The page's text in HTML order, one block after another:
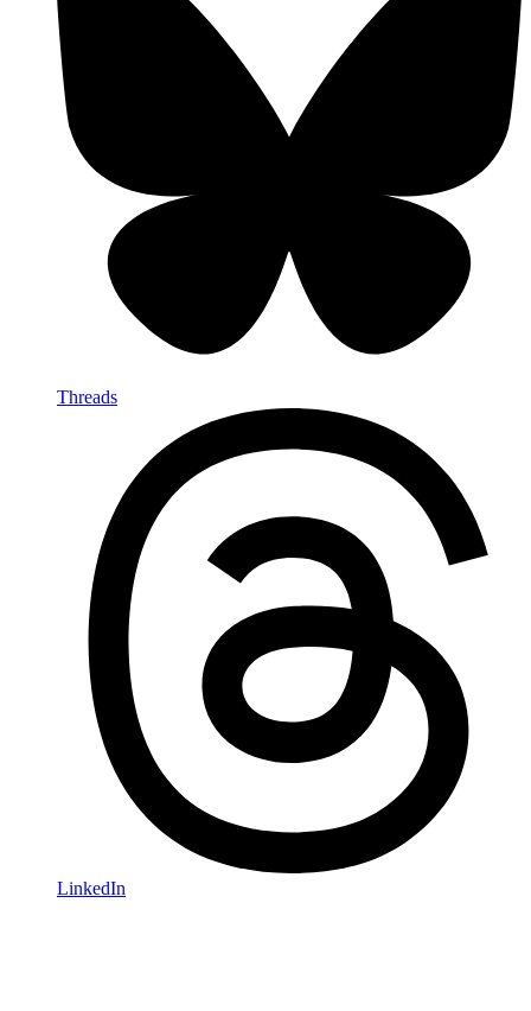
Threads
LinkedIn